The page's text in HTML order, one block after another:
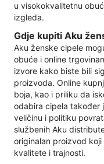
u visokokvalitetnu
izgleda.
Gdje kupiti Aku
Aku ženske cipele
obuće i online
izvore kako biste bili
proizvoda. Online
boja, kao i priliku da
odabira cipela također
veličinu i politiku
službenih Aku
originalan proizvod
kvalitete i trajnosti.